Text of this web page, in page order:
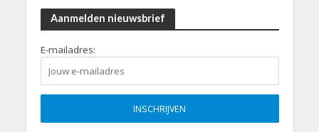
Aanmelden nieuwsbrief
E-mailadres: